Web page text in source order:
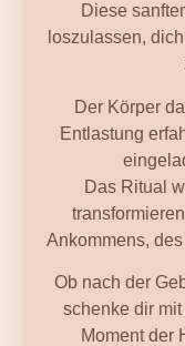
Diese
loszulassen,
Der Körper
Entlastung
Das Ritual
Ankommens,
Ob nach der
schenke dir
Moment der